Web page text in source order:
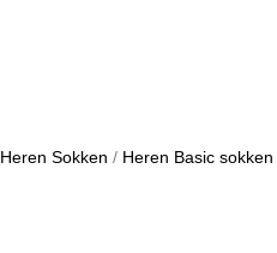
Heren Sokken / Heren Basic sokken